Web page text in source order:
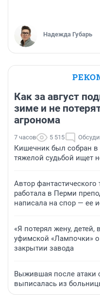
Надежда Губарь
Как за август
зиме и не
агронома
7 часов 5 515
Кишечник был собран
тяжелой судьбой ищет
Автор фантастического
работала в Перми
написала на спор — ее
«Я потерял жену, детей,
уфимской «Лампочки» о
закрытии завода
Выжившая после атаки
выписалась из